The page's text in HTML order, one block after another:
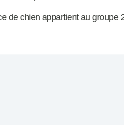
de chien appartient au groupe